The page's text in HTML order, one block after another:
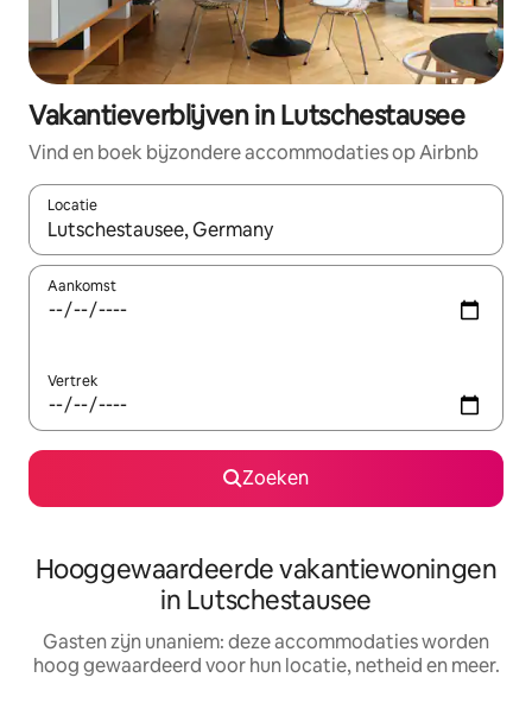
Vakantieverblijven in Lutschestausee
Vind en boek bijzondere accommodaties op Airbnb
Locatie
Wanneer er resultaten beschikbaar zijn, maak je een keuze
Aankomst
Vertrek
Zoeken
Hooggewaardeerde vakantiewoningen
in Lutschestausee
Gasten zijn unaniem: deze accommodaties worden
hoog gewaardeerd voor hun locatie, netheid en meer.